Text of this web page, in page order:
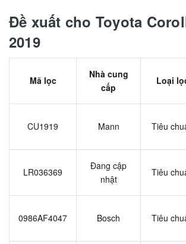
Đề xuất cho Toyota
2019
Mã lọc
Nhà cung
cấp
Loại
CU1919 Mann Tiêu
LR036369
Đang cập
nhật
Tiêu
0986AF4047 Bosch Tiêu